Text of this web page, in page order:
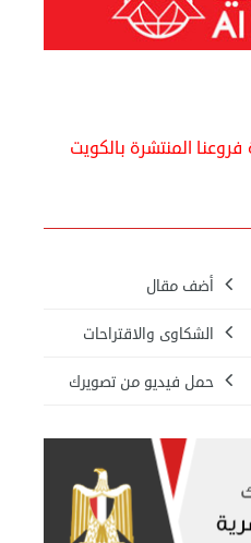
المنتشرة بالكويت
أضف مقال
الشكاوى والاقتراحات
حمل فيديو من تصويرك